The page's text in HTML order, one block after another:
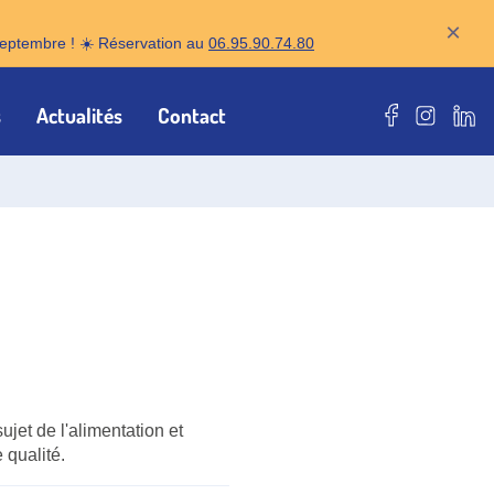
! ☀️ Réservation au 06.95.90.74.80 ×
Actualités Contact Notre page
Notre
de l'alimentation et
qualité.